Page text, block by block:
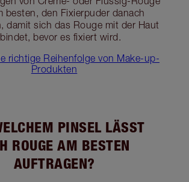
besten, den Fixierpuder danach
damit sich das Rouge mit der Haut
bevor es fixiert wird.
richtige Reihenfolge von Make-up-
Produkten
PINSEL LÄSST
ROUGE AM BESTEN
AUFTRAGEN?